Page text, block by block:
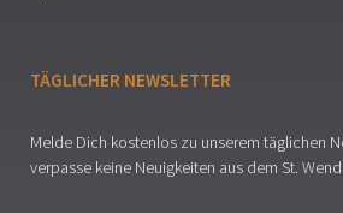
TÄGLICHER NEWSLETTER
Melde Dich kostenlos zu unserem täglichen
verpasse keine Neuigkeiten aus dem St.